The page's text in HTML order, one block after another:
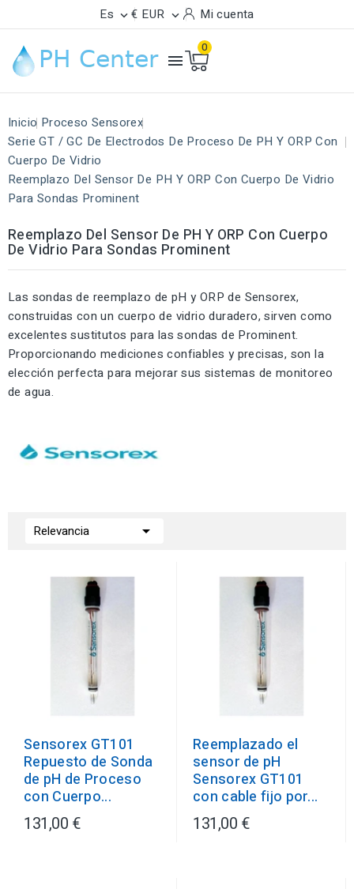
Es € EUR  Mi cuenta

0
Inicio Proceso Sensorex
Serie GT / GC De Electrodos De Proceso De PH Y ORP Con
Cuerpo De Vidrio
Reemplazo Del Sensor De PH Y ORP Con Cuerpo De Vidrio
Para Sondas Prominent
Reemplazo Del Sensor De PH Y ORP Con Cuerpo
De Vidrio Para Sondas Prominent
Las sondas de reemplazo de pH y ORP de Sensorex,
construidas con un cuerpo de vidrio duradero, sirven como
excelentes sustitutos para las sondas de Prominent.
Proporcionando mediciones confiables y precisas, son la
elección perfecta para mejorar sus sistemas de monitoreo
de agua.
Relevancia 
Sensorex GT101
Repuesto de Sonda
de pH de Proceso
con Cuerpo...
131,00 €
Reemplazado el
sensor de pH
Sensorex GT101
con cable fijo por...
131,00 €